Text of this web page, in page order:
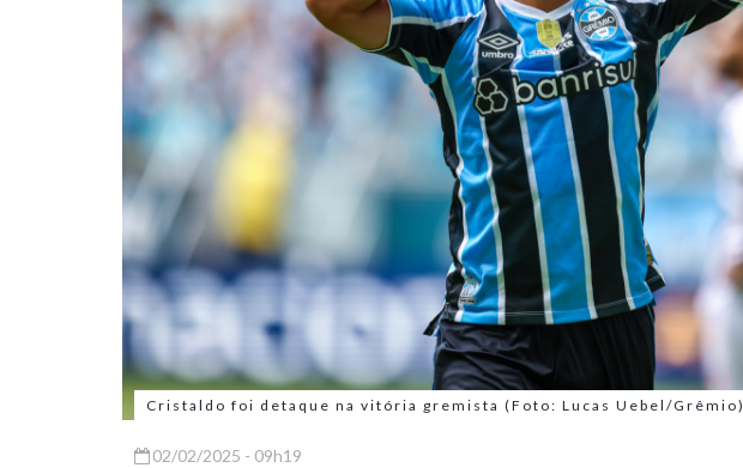
Cristaldo foi detaque na vitória gremista (Foto: Lucas Uebel/Grêmio)
02/02/2025 - 09h19